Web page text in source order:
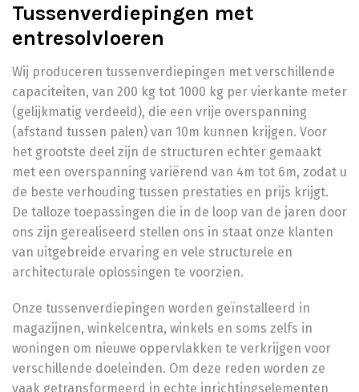
Tussenverdiepingen met
entresolvloeren
Wij produceren tussenverdiepingen met verschillende
capaciteiten, van 200 kg tot 1000 kg per vierkante meter
(gelijkmatig verdeeld), die een vrije overspanning
(afstand tussen palen) van 10m kunnen krijgen. Voor
het grootste deel zijn de structuren echter gemaakt
met een overspanning variërend van 4m tot 6m, zodat u
de beste verhouding tussen prestaties en prijs krijgt.
De talloze toepassingen die in de loop van de jaren door
ons zijn gerealiseerd stellen ons in staat onze klanten
van uitgebreide ervaring en vele structurele en
architecturale oplossingen te voorzien.
Onze tussenverdiepingen worden geïnstalleerd in
magazijnen, winkelcentra, winkels en soms zelfs in
woningen om nieuwe oppervlakken te verkrijgen voor
verschillende doeleinden. Om deze reden worden ze
vaak getransformeerd in echte inrichtingselementen